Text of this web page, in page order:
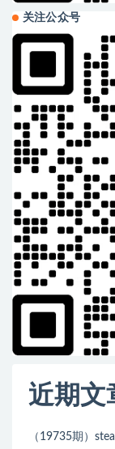
关注公众号
近期文
（19735期）